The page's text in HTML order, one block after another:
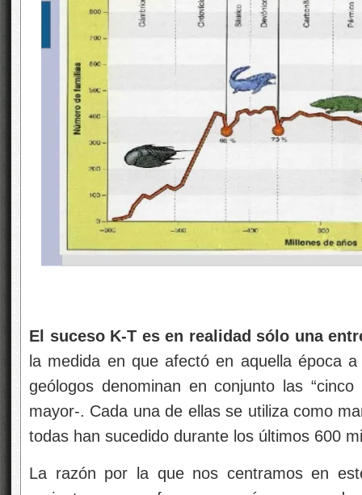
El suceso K-T es en realidad sólo una
la medida en que afectó en aquella época
geólogos denominan en conjunto las
mayor-. Cada una de ellas se utiliza como
todas han sucedido durante los últimos 600
La razón por la que nos centramos en